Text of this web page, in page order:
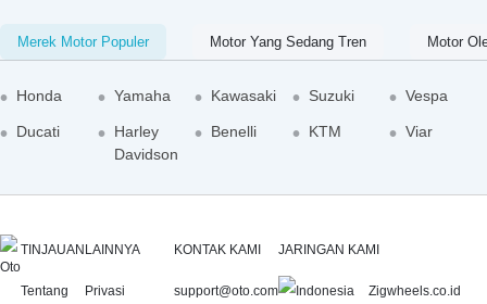
Merek Motor Populer Motor Yang Sedang Tren Motor
Honda Yamaha Kawasaki Suzuki Vespa
Ducati
Harley
Davidson
Benelli KTM Viar
TINJAUAN
Tentang
LAINNYA
Privasi
KONTAK KAMI
support@oto.com
JARINGAN KAMI
Zigwheels.co.id